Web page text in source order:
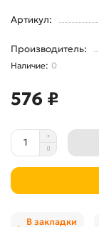
Артикул:
Производитель:
0
576 ₽
В закладки